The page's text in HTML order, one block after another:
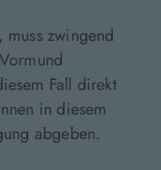
muss zwingend
Fall direkt
in diesem
abgeben.